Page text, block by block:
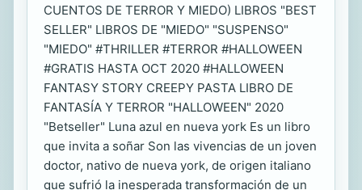
CUENTOS DE TERROR Y MIEDO) LIBROS "BEST
SELLER" LIBROS DE "MIEDO" "SUSPENSO"
"MIEDO" #THRILLER #TERROR #HALLOWEEN
#GRATIS HASTA OCT 2020 #HALLOWEEN
FANTASY STORY CREEPY PASTA LIBRO DE
FANTASÍA Y TERROR "HALLOWEEN" 2020
"Betseller" Luna azul en nueva york Es un libro
que invita a soñar Son las vivencias de un joven
doctor, nativo de nueva york, de origen italiano
que sufrió la inesperada transformación de un